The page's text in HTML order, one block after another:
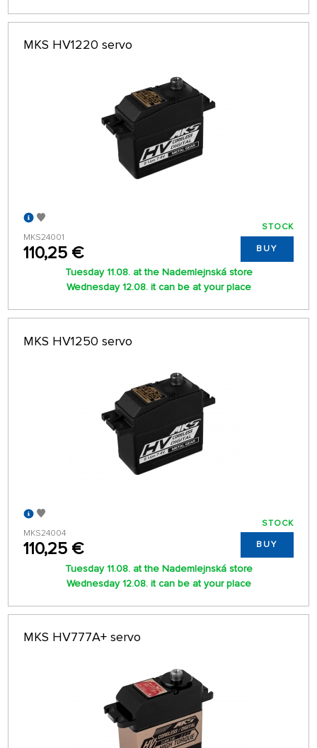
MKS HV1220 servo
MKS24001
110,25 €
STOCK
BUY
Tuesday 11.08. at the Nademlejnská store
Wednesday 12.08. it can be at your place
MKS HV1250 servo
MKS24004
110,25 €
STOCK
BUY
Tuesday 11.08. at the Nademlejnská store
Wednesday 12.08. it can be at your place
MKS HV777A+ servo